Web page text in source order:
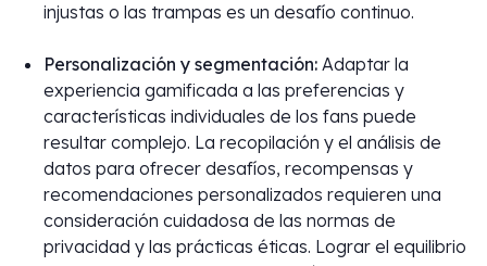
injustas o las trampas es un desafío continuo.
Personalización y segmentación: Adaptar la
experiencia gamificada a las preferencias y
características individuales de los fans puede
resultar complejo. La recopilación y el análisis de
datos para ofrecer desafíos, recompensas y
recomendaciones personalizados requieren una
consideración cuidadosa de las normas de
privacidad y las prácticas éticas. Lograr el equilibrio